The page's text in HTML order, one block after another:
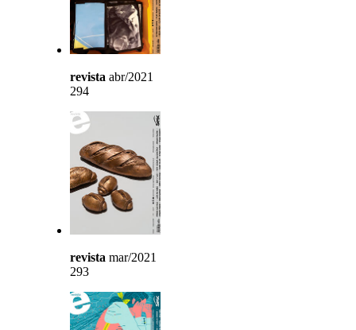
revista abr/2021
294
revista mar/2021
293